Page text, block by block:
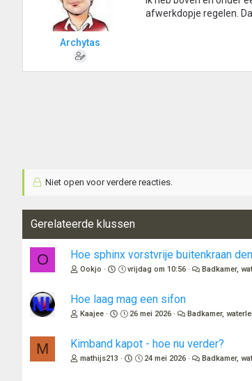
Archytas
afwerkdopje regelen.
Niet open voor verdere reacties.
Gerelateerde klussen
O Hoe sphinx vorstvrije buitenkraan
Ookjo vrijdag om 10:56 Badkamer,
Hoe laag mag een sifon
Kaajee 26 mei 2026 Badkamer,
M Kimband kapot - hoe nu verder?
mathijs213 24 mei 2026 Badkamer,